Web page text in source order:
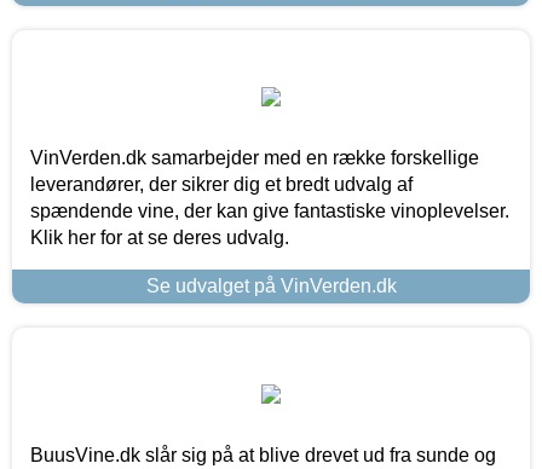
VinVerden.dk samarbejder med en række forskellige
leverandører, der sikrer dig et bredt udvalg af
spændende vine, der kan give fantastiske vinoplevelser.
Klik her for at se deres udvalg.
Se udvalget på VinVerden.dk
BuusVine.dk slår sig på at blive drevet ud fra sunde og